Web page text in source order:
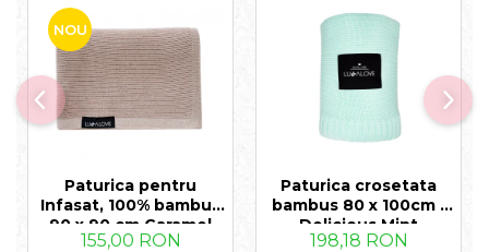
NOU
Paturica pentru
Infasat, 100% bambus
90 x 90 cm Caramel
155,00 RON
Paturica crosetata
bambus 80 x 100cm -
Delicious Mint
198,18 RON